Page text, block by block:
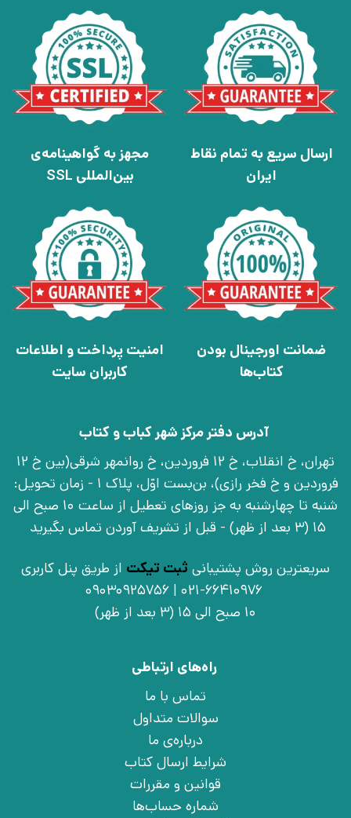
ارسال سریع به تمام نقاط
ایران
مجهز به گواهینامه‌ی
بین‌المللی SSL
ضمانت اورجینال بودن
کتاب‌ها
امنیت پرداخت و اطلاعات
کاربران سایت
آدرس دفتر مرکز شهر کباب و کتاب
تهران، خ انقلاب، خ 12 فروردین، خ روانمهر شرقی(بین خ 12
فروردین و خ فخر رازی)، بن‌بست اوّل، پلاک 1 - زمان تحویل:
شنبه تا چهارشنبه به جز روزهای تعطیل از ساعت 10 صبح الی
15 (3 بعد از ظهر) - قبل از تشریف آوردن تماس بگیرید
سریعترین روش پشتیبانی ثبت تیکت از طریق پنل کاربری
021-66410976 | 09030925756
10 صبح الی 15 (3 بعد از ظهر)
راه‌های ارتباطی
تماس با ما
سوالات متداول
درباره‌ی ما
شرایط ارسال کتاب
قوانین و مقررات
شماره حساب‌ها